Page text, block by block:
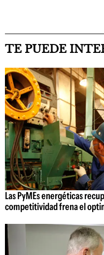
TE PUEDE
Las PyMEs energéticas
competitividad frena el